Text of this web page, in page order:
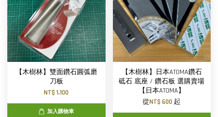
【木樹林】雙面鑽石圓弧磨
刀板
NT$ 1,100
加入購物車
【木樹林】日本ATOMA鑽石
砥石 底座 / 鑽石板 選購賣場
【日本ATOMA】
從NT$ 600 起